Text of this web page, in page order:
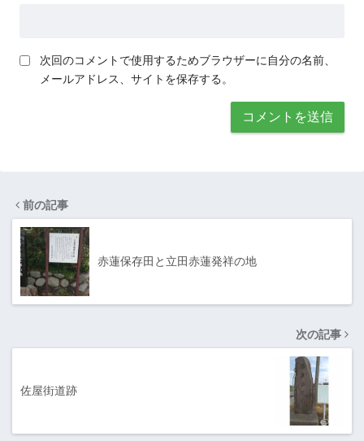
次回のコメントで使用するためブラウザーに自分の名前、
メールアドレス、サイトを保存する。
前の記事
赤蓮保存田と立田赤蓮発祥の地
次の記事
佐屋街道跡